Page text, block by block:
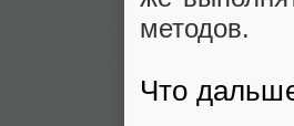
методов.
Что